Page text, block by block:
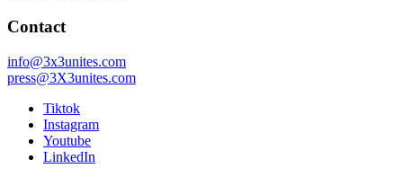
Contact
info@3x3unites.com
press@3X3unites.com
Tiktok
Instagram
Youtube
LinkedIn